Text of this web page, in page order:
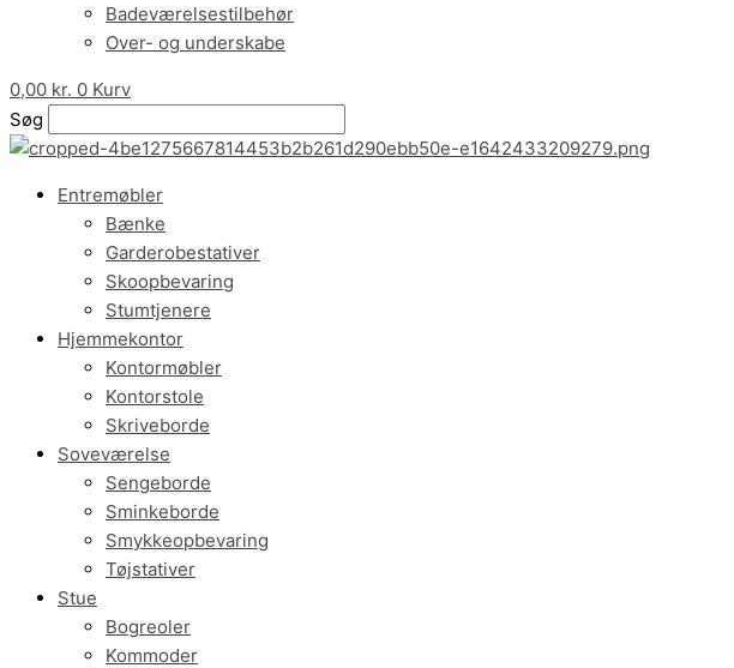
Badeværelsestilbehør
Over- og underskabe
0,00 kr. 0 Kurv
Søg
Entremøbler
Bænke
Garderobestativer
Skoopbevaring
Stumtjenere
Hjemmekontor
Kontormøbler
Kontorstole
Skriveborde
Soveværelse
Sengeborde
Sminkeborde
Smykkeopbevaring
Tøjstativer
Stue
Bogreoler
Kommoder